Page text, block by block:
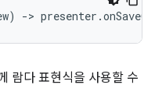
->
람다 표현식을 사용할 수